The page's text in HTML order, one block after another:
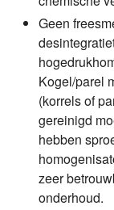
Geen
Kogel/parel
(korrels of
gereinigd
hebben
zeer
onderhoud.